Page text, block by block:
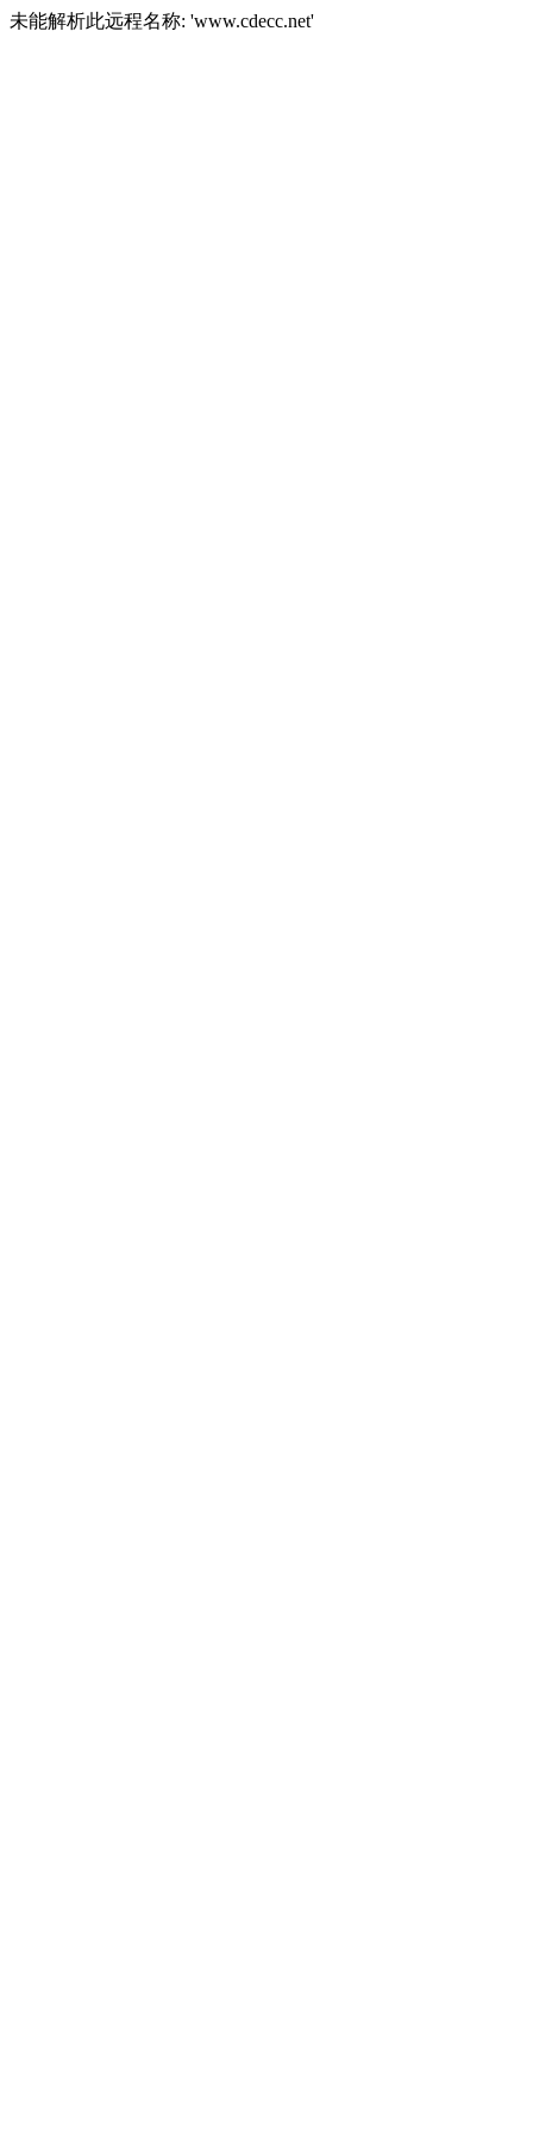
未能解析此远程名称: 'www.cdecc.net'